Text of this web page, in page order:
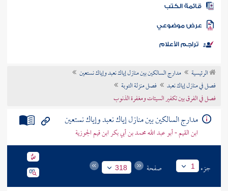
المكتبة
الكتب
موضوعي
تراجم الأعلام
الرئيسية
مدارج السالكين بين منازل إياك نعبد وإياك نستعين
فصل في منازل إياك نعبد
فصل منزلة التوبة
فصل في الفرق بين تكفير السيئات ومغفرة الذنوب
مدارج السالكين بين منازل إياك نعبد وإياك نستعين
ابن القيم - أبو عبد الله محمد بن أبي بكر ابن قيم الجوزية
جزء 1 صفحة 318